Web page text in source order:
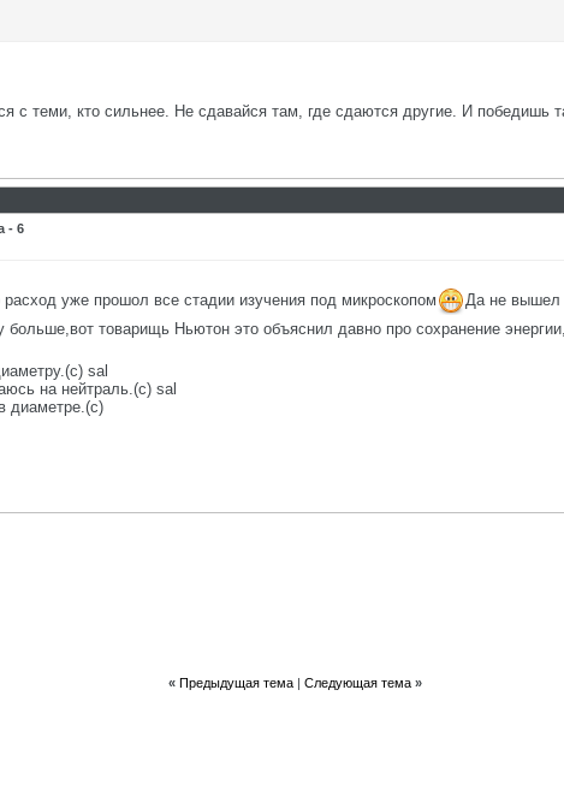
с теми, кто сильнее. Не сдавайся там, где сдаются другие. И победишь
- 6
уже прошол все стадии изучения под микроскопом
Да не вышел
больше,вот товарищь Ньютон это объяснил давно про сохранение
sal
на нейтраль.(с) sal
диаметре.(с)
« Предыдущая тема| Следующая тема »